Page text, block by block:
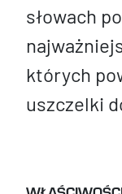
słowach
których
uszczelki